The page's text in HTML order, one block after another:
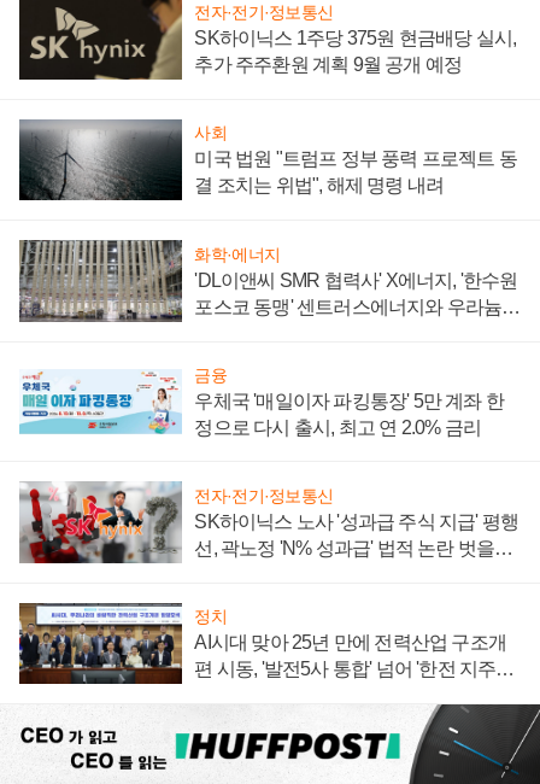
전자·전기·정보통신
SK하이닉스 1주당 375원 현금배당 실시,
추가 주주환원 계획 9월 공개 예정
사회
미국 법원 "트럼프 정부 풍력 프로젝트 동
결 조치는 위법", 해제 명령 내려
화학·에너지
'DL이앤씨 SMR 협력사' X에너지, '한수원
포스코 동맹' 센트러스에너지와 우라늄
금융
우체국 '매일이자 파킹통장' 5만 계좌 한
정으로 다시 출시, 최고 연 2.0% 금리
전자·전기·정보통신
SK하이닉스 노사 '성과급 주식 지급' 평행
선, 곽노정 'N% 성과급' 법적 논란 벗을지
정치
AI시대 맞아 25년 만에 전력산업 구조개
편 시동, '발전5사 통합' 넘어 '한전 지주사'